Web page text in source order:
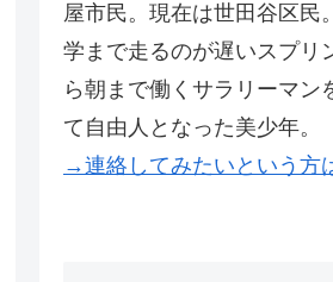
屋市民。現在は世田谷区民
学まで走るのが遅いスプリ
ら朝まで働くサラリーマン
て自由人となった美少年。
→連絡してみたいという方